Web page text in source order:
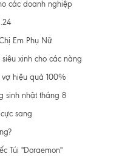
các doanh nghiệp
Em Phụ Nữ
xinh cho các nàng
hiệu quả 100%
sinh nhật tháng 8
sang
Túi "Doraemon"